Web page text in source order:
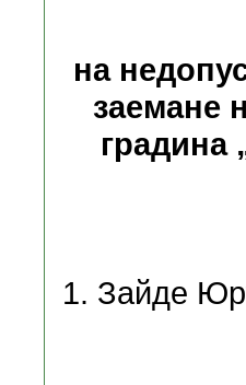
на
заемане
градина
1. Зайде